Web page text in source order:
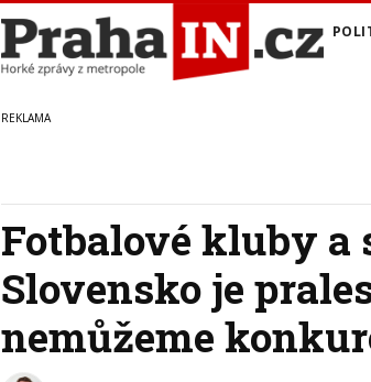
Fotbalové kluby a
Slovensko je
nemůžeme